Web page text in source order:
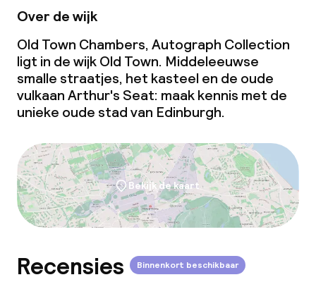
Over de wijk
Old Town Chambers, Autograph Collection
ligt in de wijk Old Town. Middeleeuwse
smalle straatjes, het kasteel en de oude
vulkaan Arthur's Seat: maak kennis met de
unieke oude stad van Edinburgh.
Bekijk de kaart
Recensies Binnenkort beschikbaar